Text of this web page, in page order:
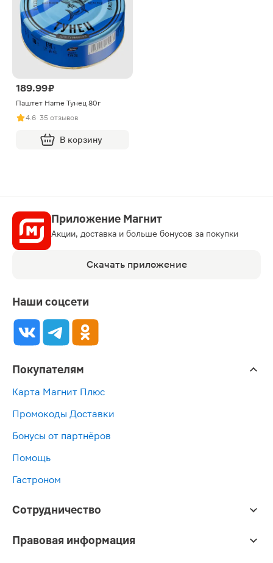
189.99 ₽
Паштет Hame Тунец 80г
4.6· 35 отзывов
В корзину
Приложение Магнит
Акции, доставка и больше бонусов за покупки
Скачать приложение
Наши соцсети
Покупателям
Карта Магнит Плюс
Промокоды Доставки
Бонусы от партнёров
Помощь
Гастроном
Сотрудничество
Правовая информация